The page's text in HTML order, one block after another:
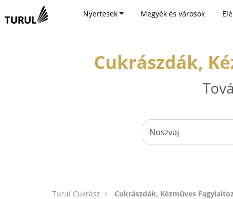
Nyertesek Megyék és városok
Cukrászdák,
Turul Cukrász Cukrászdák, Kézműves